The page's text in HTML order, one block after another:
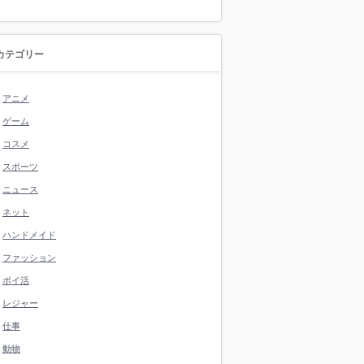
テゴリー
アニメ
ゲーム
コスメ
スポーツ
ニュース
ネット
ハンドメイド
ファッション
ポイ活
レジャー
仕事
動物